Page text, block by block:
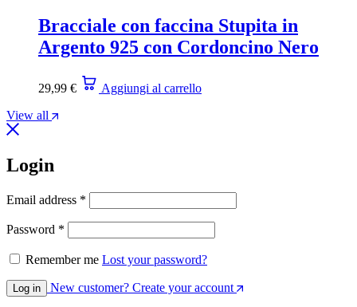
Bracciale con faccina Stupita in
Argento 925 con Cordoncino Nero
29,99 €
Aggiungi al carrello
View all
Login
Email address *
Password *
Remember me Lost your password?
Log in New customer? Create your account